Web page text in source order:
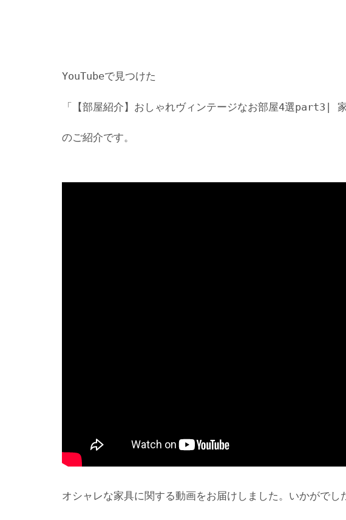
YouTubeで見つけた
「【部屋紹介】おしゃれヴィンテージなお部屋4選
のご紹介です。
オシャレな家具に関する動画をお届けしました。いかがでし